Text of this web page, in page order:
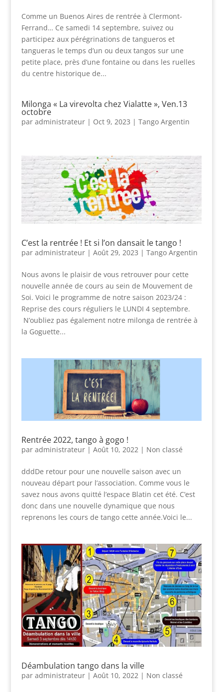
Comme un Buenos Aires de rentrée à Clermont-
Ferrand… Ce samedi 14 septembre, suivez ou
participez aux pérégrinations de tangueros et
tangueras le temps d’un ou deux tangos sur une
petite place, près d’une fontaine ou dans les ruelles
du centre historique de...
Milonga « La virevolta chez Vialatte », Ven.13
octobre
par administrateur| Oct 9, 2023 | Tango Argentin
C’est la rentrée ! Et si l’on dansait le tango !
par administrateur| Août 29, 2023 | Tango Argentin
Nous avons le plaisir de vous retrouver pour cette
nouvelle année de cours au sein de Mouvement de
Soi. Voici le programme de notre saison 2023/24 :
Reprise des cours réguliers le LUNDI 4 septembre.
N’oubliez pas également notre milonga de rentrée à
la Goguette...
Rentrée 2022, tango à gogo !
par administrateur| Août 10, 2022 | Non classé
dddDe retour pour une nouvelle saison avec un
nouveau départ pour l’association. Comme vous le
savez nous avons quitté l’espace Blatin cet été. C’est
donc dans une nouvelle dynamique que nous
reprenons les cours de tango cette année.Voici le...
Déambulation tango dans la ville
par administrateur| Août 10, 2022 | Non classé